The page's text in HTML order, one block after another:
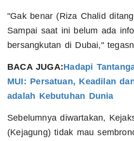
"Gak benar (Riza Chalid
Sampai saat ini belum ada
bersangkutan di Dubai,"
BACA JUGA:Hadapi
MUI: Persatuan, Keadilan
adalah Kebutuhan Dunia
Sebelumnya diwartakan,
(Kejagung) tidak mau